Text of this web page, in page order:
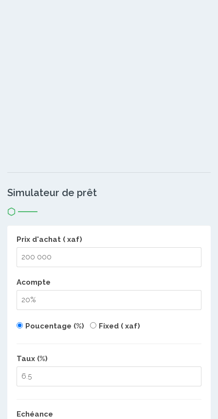
Simulateur de prêt
Prix d'achat ( xaf)
Acompte
Poucentage (%) Fixed ( xaf)
Taux (%)
Echéance